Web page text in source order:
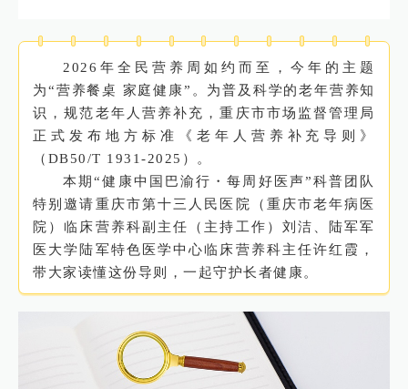
2026年全民营养周如约而至，今年的主题
为“营养餐桌 家庭健康”。为普及科学的老年营养知
识，规范老年人营养补充，重庆市市场监督管理局
正式发布地方标准《老年人营养补充导则》
（DB50/T 1931-2025）。
本期“健康中国巴渝行・每周好医声”科普团队
特别邀请重庆市第十三人民医院（重庆市老年病医
院）临床营养科副主任（主持工作）刘洁、陆军军
医大学陆军特色医学中心临床营养科主任许红霞，
带大家读懂这份导则，一起守护长者健康。